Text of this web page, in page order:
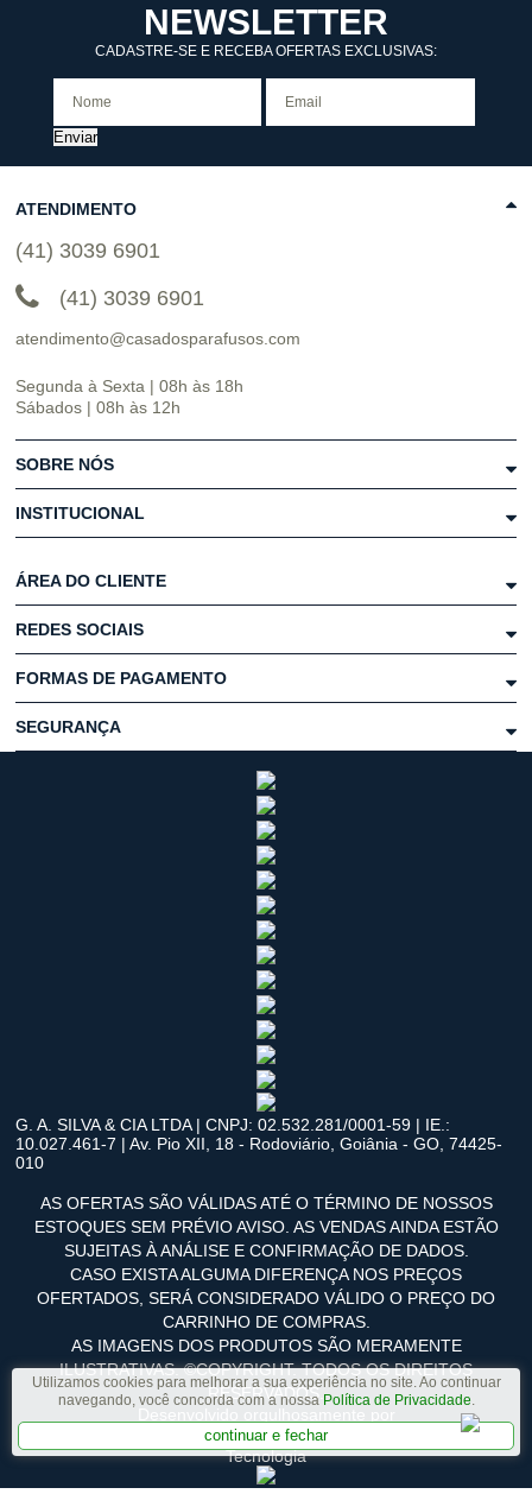
NEWSLETTER
CADASTRE-SE E RECEBA OFERTAS EXCLUSIVAS:
Enviar
Utilizamos cookies para melhorar a sua experiência no site. Ao continuar
navegando, você concorda com a nossa Política de Privacidade.
continuar e fechar
ATENDIMENTO
(41) 3039 6901
(41) 3039 6901
atendimento@casadosparafusos.com
Segunda à Sexta | 08h às 18h
Sábados | 08h às 12h
SOBRE NÓS
INSTITUCIONAL
ÁREA DO CLIENTE
REDES SOCIAIS
FORMAS DE PAGAMENTO
SEGURANÇA
G. A. SILVA & CIA LTDA | CNPJ: 02.532.281/0001-59 | IE.:
10.027.461-7 | Av. Pio XII, 18 - Rodoviário, Goiânia - GO, 74425-
010
AS OFERTAS SÃO VÁLIDAS ATÉ O TÉRMINO DE NOSSOS
ESTOQUES SEM PRÉVIO AVISO. AS VENDAS AINDA ESTÃO
SUJEITAS À ANÁLISE E CONFIRMAÇÃO DE DADOS.
CASO EXISTA ALGUMA DIFERENÇA NOS PREÇOS
OFERTADOS, SERÁ CONSIDERADO VÁLIDO O PREÇO DO
CARRINHO DE COMPRAS.
AS IMAGENS DOS PRODUTOS SÃO MERAMENTE
ILUSTRATIVAS. ©COPYRIGHT. TODOS OS DIREITOS
RESERVADOS.
Tecnologia